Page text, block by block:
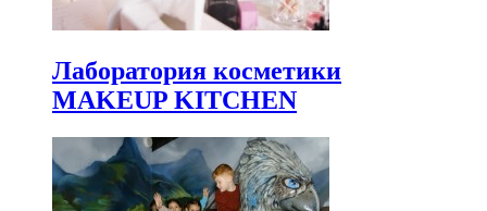
Лаборатория косметики
MAKEUP KITCHEN